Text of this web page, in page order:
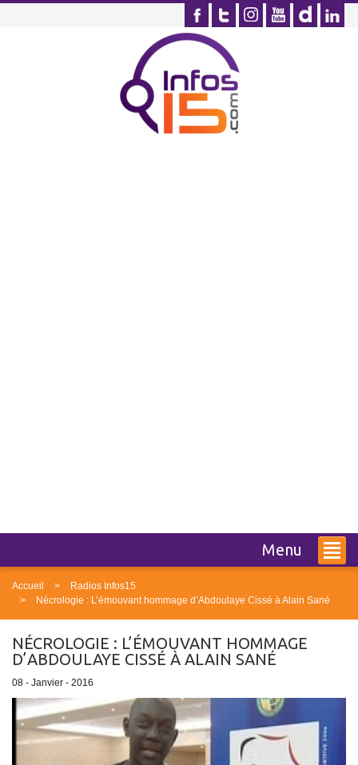
Menu
Accueil
Radios Infos15
Nécrologie : L’émouvant hommage d’Abdoulaye Cissé à Alain Sané
NÉCROLOGIE : L’ÉMOUVANT HOMMAGE
D’ABDOULAYE CISSÉ À ALAIN SANÉ
08 - Janvier - 2016